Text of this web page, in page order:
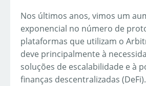
Nos últimos anos, vimos um
exponencial no número de
plataformas que utilizam o
deve principalmente à
soluções de escalabilidade e à
finanças descentralizadas